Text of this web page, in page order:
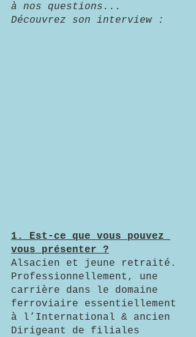
à nos questions...
Découvrez son interview :
1. Est-ce que vous pouvez
vous présenter ?
Alsacien et jeune retraité.
Professionnellement, une
carrière dans le domaine
ferroviaire essentiellement
à l’International & ancien
Dirigeant de filiales